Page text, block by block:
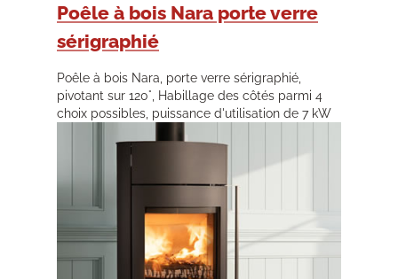
Poêle à bois Nara porte verre
sérigraphié
Poêle à bois Nara, porte verre sérigraphié,
pivotant sur 120°, Habillage des côtés parmi 4
choix possibles, puissance d'utilisation de 7 kW